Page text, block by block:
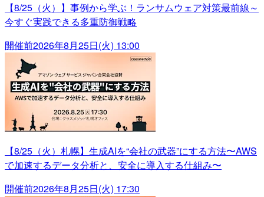
【8/25（火）】事例から学ぶ！ランサムウェア対策最前線～
今すぐ実践できる多重防御戦略
開催前2026年8月25日(火) 13:00
【8/25（火）札幌】生成AIを“会社の武器”にする方法〜AWS
で加速するデータ分析と、安全に導入する仕組み〜
開催前2026年8月25日(火) 17:30